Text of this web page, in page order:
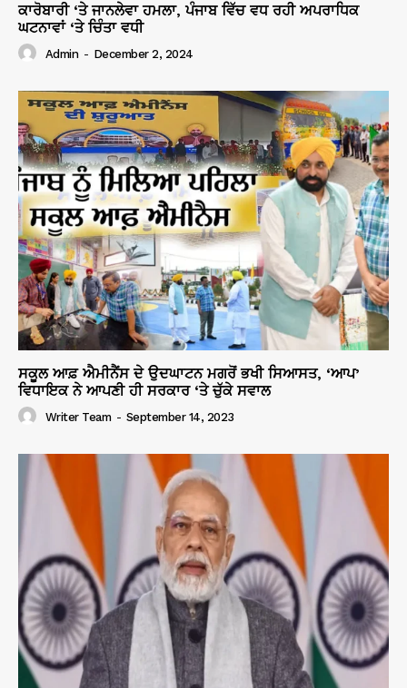
ਕਾਰੋਬਾਰੀ ‘ਤੇ ਜਾਨਲੇਵਾ ਹਮਲਾ, ਪੰਜਾਬ ਵਿੱਚ ਵਧ ਰਹੀ ਅਪਰਾਧਿਕ
ਘਟਨਾਵਾਂ ‘ਤੇ ਚਿੰਤਾ ਵਧੀ
Admin - December 2, 2024
ਸਕੂਲ ਆਫ਼ ਐਮੀਨੈਂਸ ਦੇ ਉਦਘਾਟਨ ਮਗਰੋਂ ਭਖੀ ਸਿਆਸਤ, ‘ਆਪ’
ਵਿਧਾਇਕ ਨੇ ਆਪਣੀ ਹੀ ਸਰਕਾਰ ‘ਤੇ ਚੁੱਕੇ ਸਵਾਲ
Writer Team - September 14, 2023